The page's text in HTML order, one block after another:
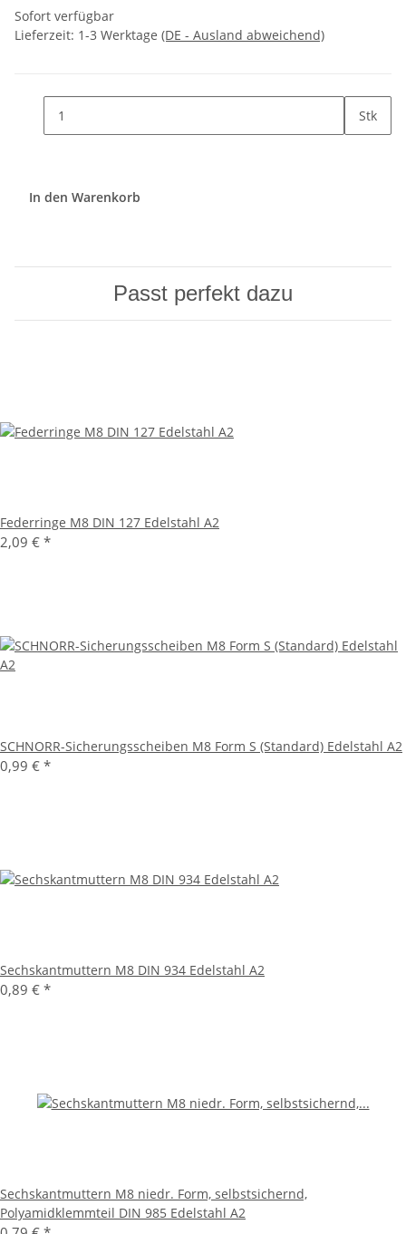
Sofort verfügbar
Lieferzeit: 1-3 Werktage (DE - Ausland abweichend)
Stk
In den Warenkorb
Passt perfekt dazu
Federringe M8 DIN 127 Edelstahl A2
2,09 € *
SCHNORR-Sicherungsscheiben M8 Form S (Standard) Edelstahl A2
0,99 € *
Sechskantmuttern M8 DIN 934 Edelstahl A2
0,89 € *
Sechskantmuttern M8 niedr. Form, selbstsichernd,
Polyamidklemmteil DIN 985 Edelstahl A2